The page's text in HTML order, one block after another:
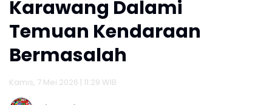
Karawang Dalami
Temuan Kendaraan
Bermasalah
Kamis, 7 Mei 2026 | 11:29 WIB